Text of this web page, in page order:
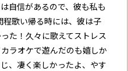
自信があるので、彼も私も
歌い帰る時には、彼は子
た！久々に歌えてストレス
ラオケで遊んだのも嬉しか
、凄く楽しかったよ、やす